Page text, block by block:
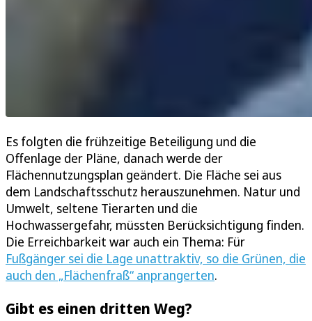
Es folgten die frühzeitige Beteiligung und die
Offenlage der Pläne, danach werde der
Flächennutzungsplan geändert. Die Fläche sei aus
dem Landschaftsschutz herauszunehmen. Natur und
Umwelt, seltene Tierarten und die
Hochwassergefahr, müssten Berücksichtigung finden.
Die Erreichbarkeit war auch ein Thema: Für
Fußgänger sei die Lage unattraktiv, so die Grünen, die
auch den „Flächenfraß“ anprangerten.
Gibt es einen dritten Weg?